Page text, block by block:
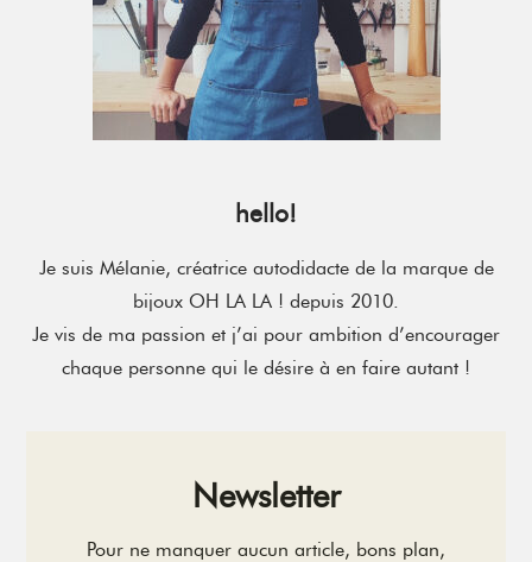
hello!
Je suis Mélanie, créatrice autodidacte de la marque de
bijoux OH LA LA ! depuis 2010.
Je vis de ma passion et j’ai pour ambition d’encourager
chaque personne qui le désire à en faire autant !
Newsletter
Pour ne manquer aucun article, bons plan,